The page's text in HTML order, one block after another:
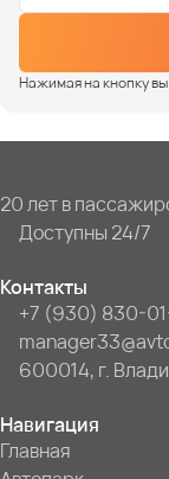
Нажимая на кнопку
20 лет в
Доступны 24/7
Контакты
+7 (930) 830-
600014, г.
Навигация
Главная